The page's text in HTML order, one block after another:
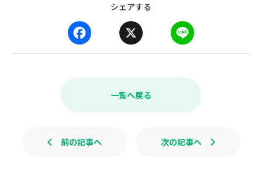
シェアする
a
e
k
i
e
一覧へ戻る
前の記事へ 次の記事へ